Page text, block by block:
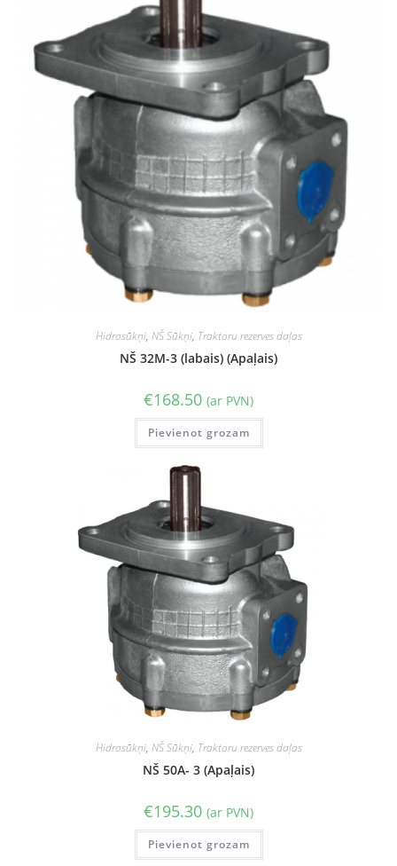
Hidrosūkņi, NŠ Sūkņi, Traktoru rezerves daļas
NŠ 32M-3 (labais) (Apaļais)
€168.50 (ar PVN)
Pievienot grozam
Hidrosūkņi, NŠ Sūkņi, Traktoru rezerves daļas
NŠ 50A- 3 (Apaļais)
€195.30 (ar PVN)
Pievienot grozam